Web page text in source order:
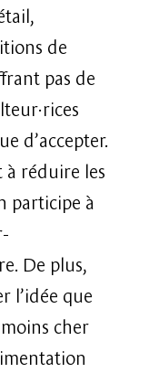
de
pas de
d’accepter.
à réduire les
participe à
De plus,
l’idée que
cher